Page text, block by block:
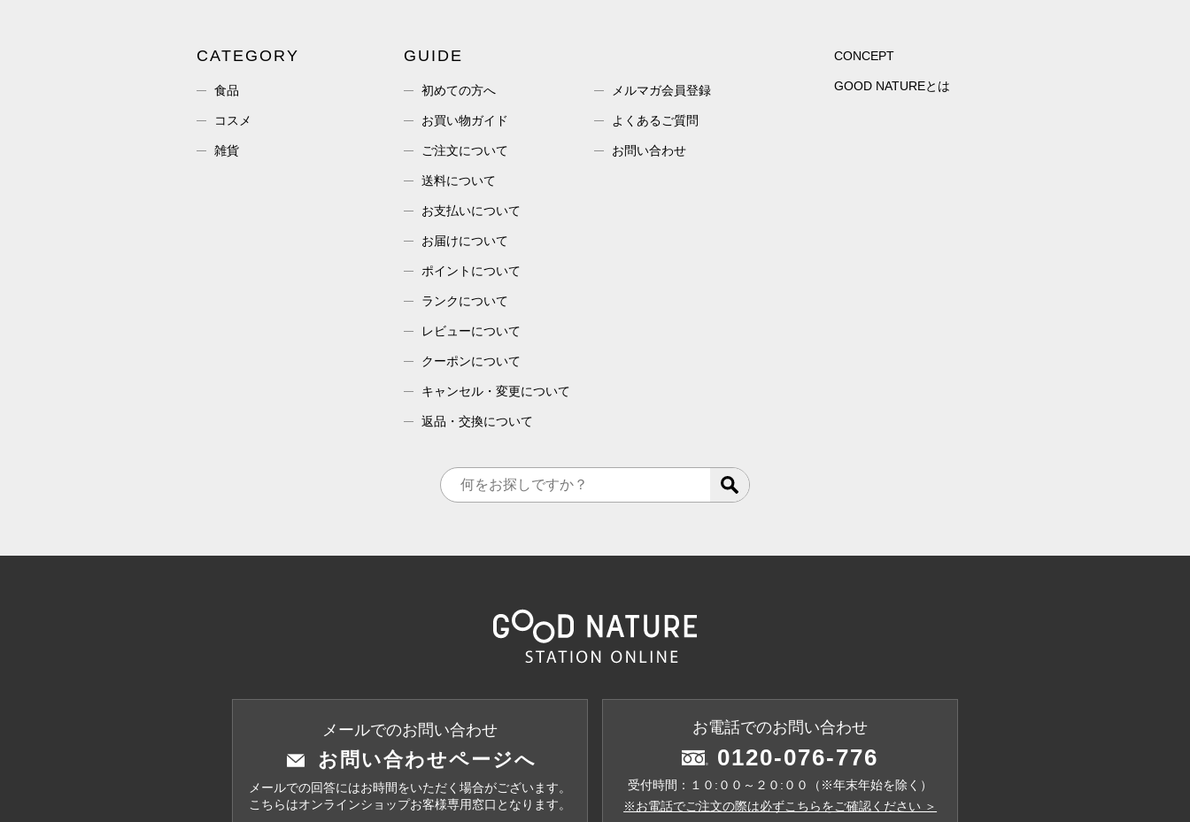
CATEGORY
食品
コスメ
雑貨
GUIDE
初めての方へ
お買い物ガイド
ご注文について
送料について
お支払いについて
お届けについて
ポイントについて
ランクについて
レビューについて
クーポンについて
キャンセル・変更について
返品・交換について
メルマガ会員登録
よくあるご質問
お問い合わせ
CONCEPT
GOOD NATUREとは
メールでのお問い合わせ
お問い合わせページへ
メールでの回答にはお時間をいただく場合がございます。
こちらはオンラインショップお客様専用窓口となります。
お電話でのお問い合わせ
0120-076-776
受付時間：１０:００～２０:００（※年末年始を除く）
※お電話でご注文の際は必ずこちらをご確認ください ＞